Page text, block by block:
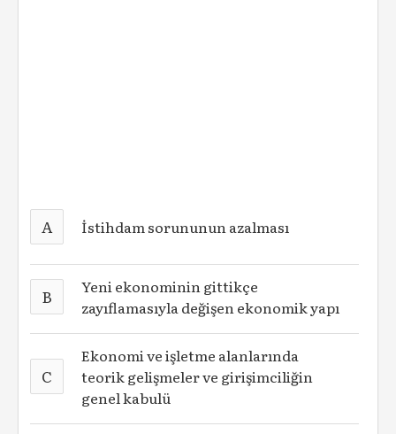
A İstihdam sorununun azalması
B
Yeni ekonominin gittikçe
zayıflamasıyla değişen ekonomik yapı
C
Ekonomi ve işletme alanlarında
teorik gelişmeler ve girişimciliğin
genel kabulü